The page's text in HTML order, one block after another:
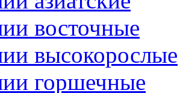
восточные
высокорослые
горшечные